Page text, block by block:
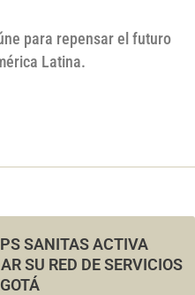
para repensar el futuro
Latina.
SANITAS ACTIVA
SU RED DE SERVICIOS